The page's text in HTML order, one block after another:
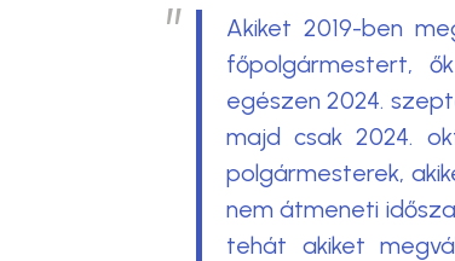
Akiket 2019-ben
főpolgármestert,
egészen 2024.
majd csak 2024.
polgármesterek,
nem átmeneti
tehát akiket